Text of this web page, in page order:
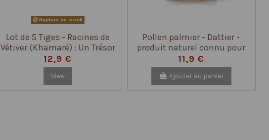
Rupture de stock
Lot de 5 Tiges - Racines de
Vétiver (Khamaré) : Un Trésor
de Bienfaits Naturels
12,9 €
View
Pollen palmier - Dattier -
produit naturel connu pour
ses nombreux bienfaits sur
la santé
11,9 €
Ajouter au panier